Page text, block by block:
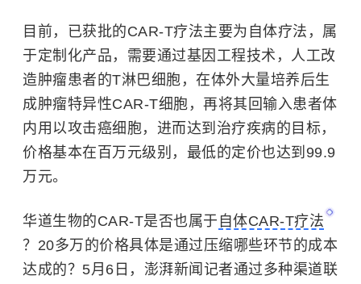
目前，已获批的CAR-T疗法主要为自体疗法，属
于定制化产品，需要通过基因工程技术，人工改
造肿瘤患者的T淋巴细胞，在体外大量培养后生
成肿瘤特异性CAR-T细胞，再将其回输入患者体
内用以攻击癌细胞，进而达到治疗疾病的目标，
价格基本在百万元级别，最低的定价也达到99.9
万元。
华道生物的CAR-T是否也属于 自体CAR-T疗法
？20多万的价格具体是通过压缩哪些环节的成本
达成的？5月6日，澎湃新闻记者通过多种渠道联